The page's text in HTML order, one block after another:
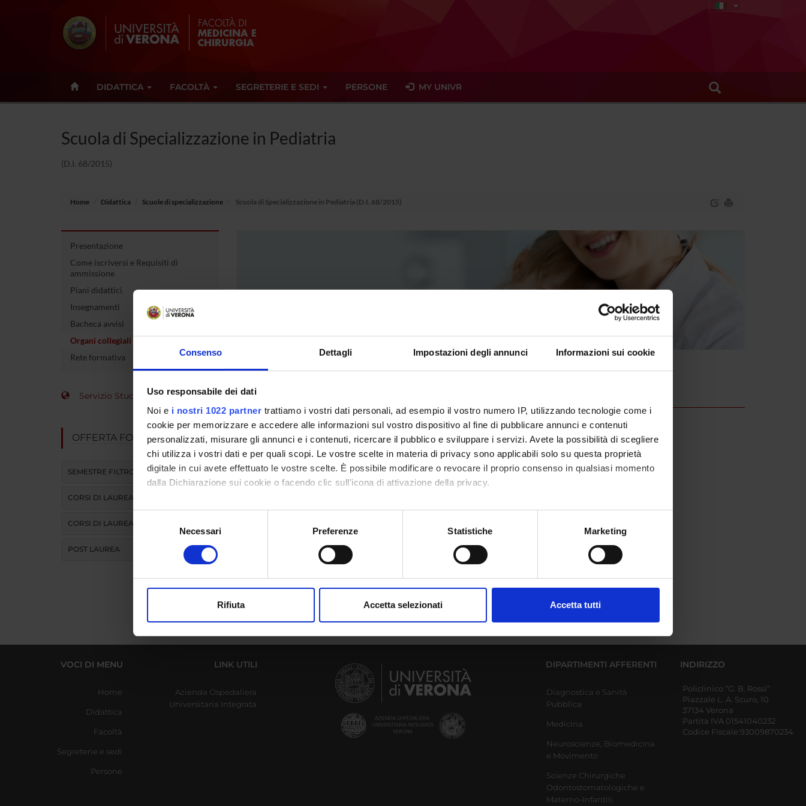
Consenso Dettagli Impostazioni degli annunci Informazioni sui cookie
Uso responsabile dei dati
Noi e i nostri 1022 partner trattiamo i vostri dati personali, ad esempio il vostro numero IP, utilizzando tecnologie come i
cookie per memorizzare e accedere alle informazioni sul vostro dispositivo al fine di pubblicare annunci e contenuti
personalizzati, misurare gli annunci e i contenuti, ricercare il pubblico e sviluppare i servizi. Avete la possibilità di scegliere
chi utilizza i vostri dati e per quali scopi. Le vostre scelte in materia di privacy sono applicabili solo su questa proprietà
digitale in cui avete effettuato le vostre scelte. È possibile modificare o revocare il proprio consenso in qualsiasi momento
dalla Dichiarazione sui cookie o facendo clic sull'icona di attivazione della privacy.
Con il tuo consenso, vorremmo anche:
raccogliere informazioni sulla tua posizione geografica, con un'approssimazione di qualche metro,
digitali).
modificare o ritirare il tuo consenso in qualsiasi momento dalla Dichiarazione sui cookie.
di analisi dei dati web, pubblicità e social media, i quali potrebbero combinarle con altre informazioni che hai fornito loro o
che hanno raccolto dal tuo utilizzo dei loro servizi.
Necessari Preferenze Statistiche Marketing
Rifiuta Accetta selezionati Accetta tutti
DIDATTICA FACOLTÀ SEGRETERIE E SEDI PERSONE MY UNIVR
Scuola di Specializzazione in Pediatria
(D.I. 68/2015)
Home Didattica Scuole di specializzazione Scuola di Specializzazione in Pediatria (D.I. 68/2015)
Presentazione
Come iscriversi e Requisiti di
ammissione
Piani didattici
Insegnamenti
Bacheca avvisi
Organi collegiali e di governo
Rete formativa
Servizio Studenti Internazionali
OFFERTA FORMATIVA
SEMESTRE FILTRO
CORSI DI LAUREA
CORSI DI LAUREA MAGISTRALE
POST LAUREA
Organi collegiali
Consiglio della Scuola di Specializzazione in
Pediatria
VOCI DI MENU
Home
Didattica
Facoltà
Segreterie e sedi
Persone
LINK UTILI
Azienda Ospedaliera
Universitaria Integrata
DIPARTIMENTI AFFERENTI
Diagnostica e Sanità
Pubblica
Medicina
Neuroscienze, Biomedicina
e Movimento
Scienze Chirurgiche
Odontostomatologiche e
Materno-Infantili
INDIRIZZO
Policlinico “G. B. Rossi”
Piazzale L. A. Scuro, 10
37134 Verona
Partita IVA 01541040232
Codice Fiscale:93009870234